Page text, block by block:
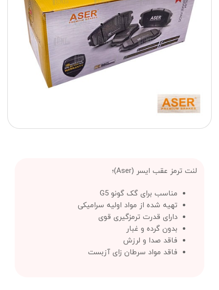
لنت ترمز عقب ایسر (Aser)؛
مناسب برای گک گونو G5
تهیه شده از مواد اولیه سرامیکی
دارای قدرت ترمزگیری قوی
بدون گرده و غبار
فاقد صدا و لرزش
فاقد مواد سرطان زای آزبست